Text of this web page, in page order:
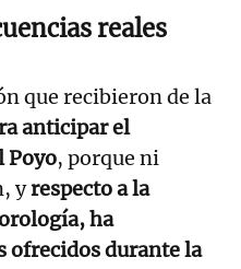
reales
que recibieron de la
anticipar el
Poyo, porque ni
yrespecto a la
ha
ofrecidos durante la